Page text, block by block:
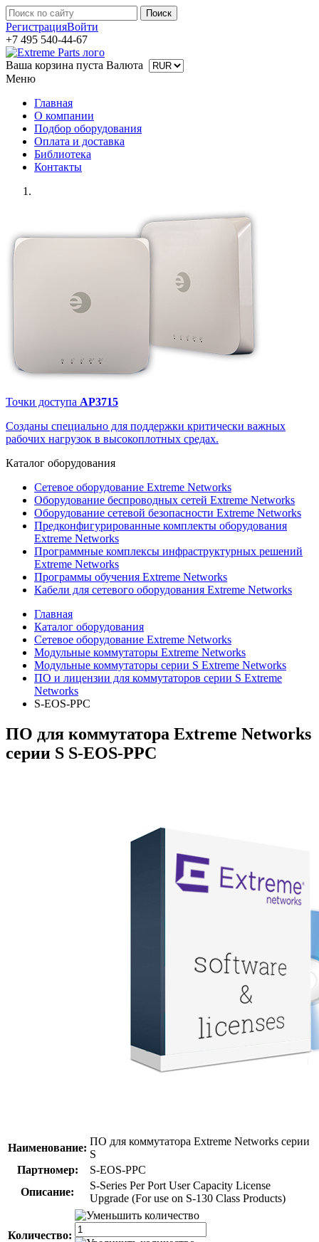
РегистрацияВойти
+7 495 540-44-67
Ваша корзина пуста Валюта
Меню
Главная
О компании
Подбор оборудования
Оплата и доставка
Библиотека
Контакты
Точки доступа AP3715
Созданы специально для поддержки критически важных
рабочих нагрузок в высокоплотных средах.
Каталог оборудования
Сетевое оборудование Extreme Networks
Оборудование беспроводных сетей Extreme Networks
Оборудование сетевой безопасности Extreme Networks
Предконфигурированные комплекты оборудования
Extreme Networks
Программные комплексы инфраструктурных решений
Extreme Networks
Программы обучения Extreme Networks
Кабели для сетевого оборудования Extreme Networks
Главная
Каталог оборудования
Сетевое оборудование Extreme Networks
Модульные коммутаторы Extreme Networks
Модульные коммутаторы серии S Extreme Networks
ПО и лицензии для коммутаторов серии S Extreme
Networks
S-EOS-PPC
ПО для коммутатора Extreme Networks
серии S S-EOS-PPC
Наименование:
ПО для коммутатора Extreme Networks серии
S
Партномер:
S-EOS-PPC
Описание:
S-Series Per Port User Capacity License
Upgrade (For use on S-130 Class Products)
Количество: